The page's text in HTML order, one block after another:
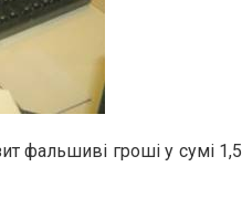
фальшиві гроші у сумі 1,5